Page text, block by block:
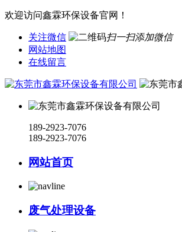
欢迎访问鑫霖环保设备官网！
关注微信
扫一扫添加微信
网站地图
在线留言
189-2923-7076
189-2923-7076
网站首页
废气处理设备